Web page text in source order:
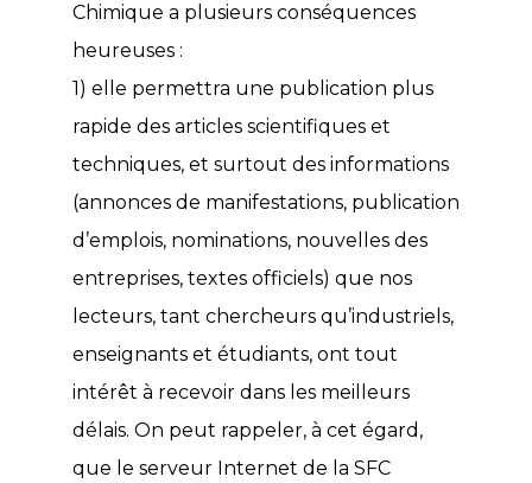
Chimique a plusieurs conséquences
heureuses :
1) elle permettra une publication plus
rapide des articles scientifiques et
techniques, et surtout des informations
(annonces de manifestations, publication
d’emplois, nominations, nouvelles des
entreprises, textes officiels) que nos
lecteurs, tant chercheurs qu’industriels,
enseignants et étudiants, ont tout
intérêt à recevoir dans les meilleurs
délais. On peut rappeler, à cet égard,
que le serveur Internet de la SFC